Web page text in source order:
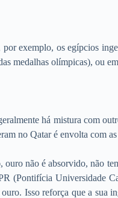
exemplo, os egípcios
medalhas olímpicas), ou
há mistura com
no Qatar é envolta com
não é absorvido, não
(Pontifícia Universidade
Isso reforça que a